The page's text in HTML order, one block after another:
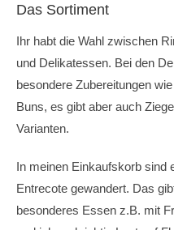
Das Sortiment
Ihr habt die Wahl zwischen
und Delikatessen. Bei den
besondere Zubereitungen
Buns, es gibt aber auch
Varianten.
In meinen Einkaufskorb sind
Entrecote gewandert. Das
besonderes Essen z.B. mit